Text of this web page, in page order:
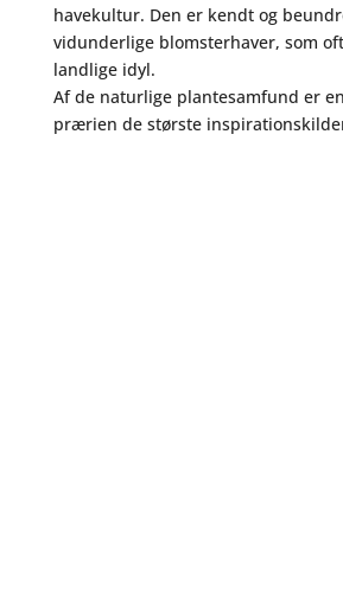
havekultur. Den er kendt og
vidunderlige blomsterhaver, som
landlige idyl.
Af de naturlige plantesamfund er
prærien de største